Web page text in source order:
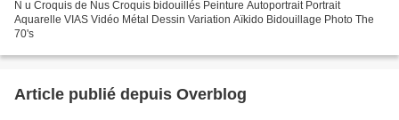
N u Croquis de Nus Croquis bidouillés Peinture Autoportrait Portrait
Aquarelle VIAS Vidéo Métal Dessin Variation Aïkido Bidouillage Photo The
70's
Article publié depuis Overblog